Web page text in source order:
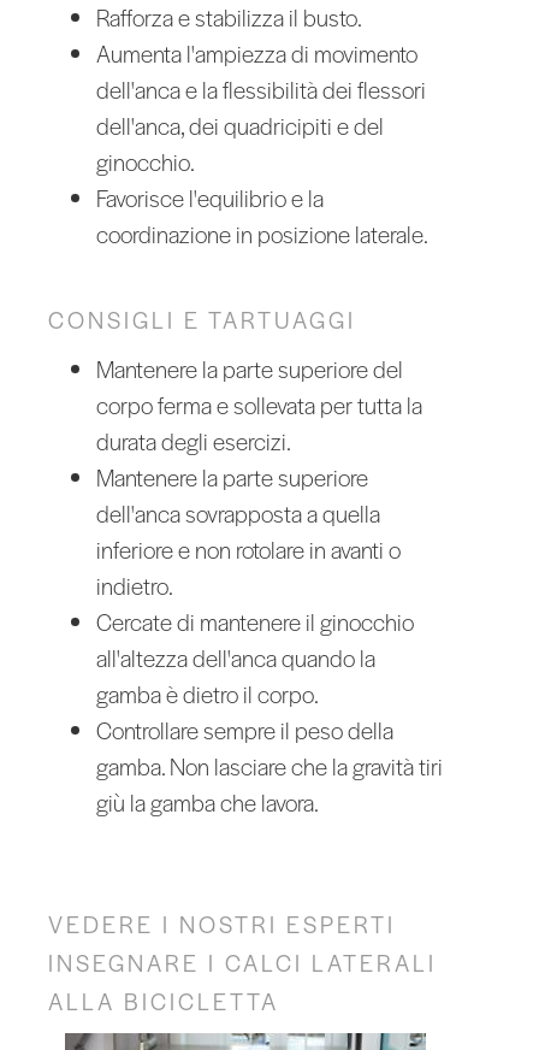
Rafforza e stabilizza il busto.
Aumenta l'ampiezza di movimento
dell'anca e la flessibilità dei flessori
dell'anca, dei quadricipiti e del
ginocchio.
Favorisce l'equilibrio e la
coordinazione in posizione laterale.
CONSIGLI E TARTUAGGI
Mantenere la parte superiore del
corpo ferma e sollevata per tutta la
durata degli esercizi.
Mantenere la parte superiore
dell'anca sovrapposta a quella
inferiore e non rotolare in avanti o
indietro.
Cercate di mantenere il ginocchio
all'altezza dell'anca quando la
gamba è dietro il corpo.
Controllare sempre il peso della
gamba. Non lasciare che la gravità tiri
giù la gamba che lavora.
VEDERE I NOSTRI ESPERTI
INSEGNARE I CALCI LATERALI
ALLA BICICLETTA